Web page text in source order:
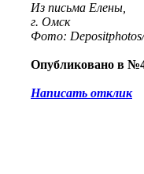
Из письма Елены,
г. Омск
Фото:
Опубликовано в
Написать отклик